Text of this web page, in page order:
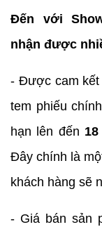
Đến với
nhận được
- Được cam kết
tem phiếu
hạn lên đến
Đây chính là
khách hàng sẽ
​- Giá bán sản